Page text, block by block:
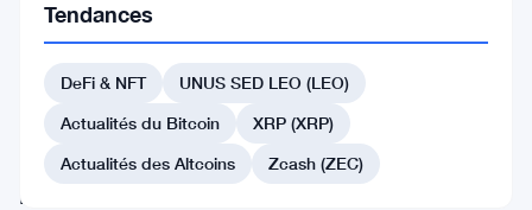
DU BITCOIN
L’or
le
Tendances
DeFi & NFT
UNUS SED LEO (LEO)
Actualités du Bitcoin
XRP (XRP)
Actualités des Altcoins
Zcash (ZEC)